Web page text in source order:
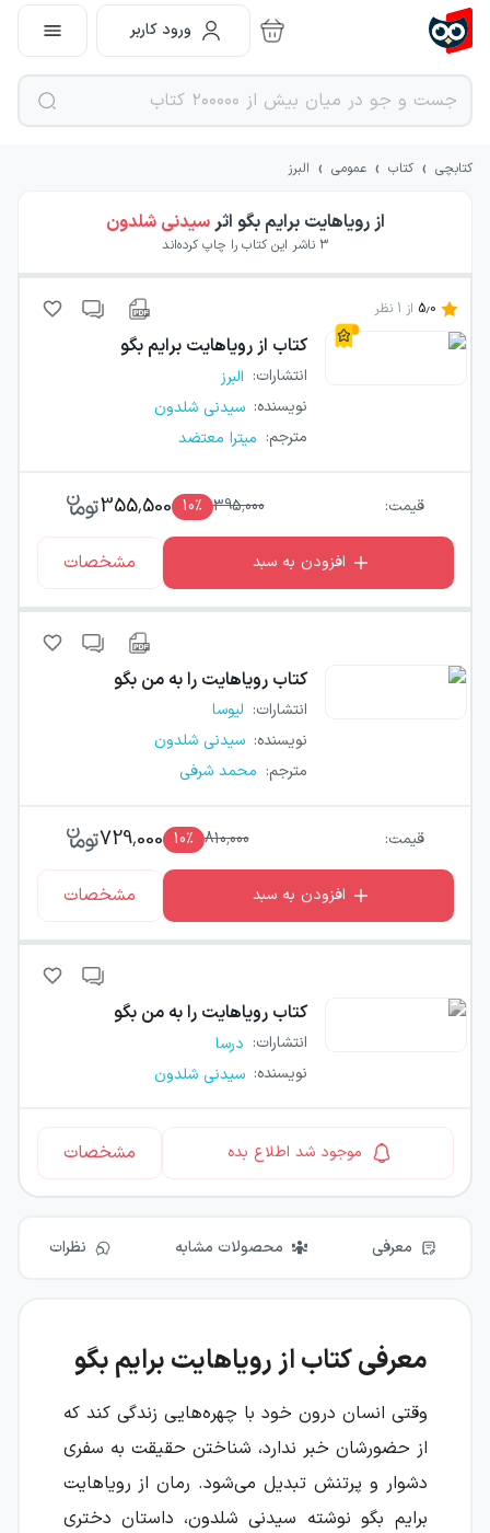
ورود کاربر
کتابچی › کتاب › عمومی › البرز
از رویاهایت برایم بگو اثرسیدنی شلدون
3 ناشر این کتاب را چاپ کرده‌اند
5.0 از 1 نظر
کتاب از رویاهایت برایم بگو
انتشارات: البرز
نویسنده: سیدنی شلدون
مترجم: میترا معتضد
قیمت: 395,000
10٪ 355,500
افزودن به سبد مشخصات
کتاب رویاهایت را به من بگو
انتشارات: لیوسا
نویسنده: سیدنی شلدون
مترجم: محمد شرفی
قیمت: 810,000
10٪ 729,000
افزودن به سبد مشخصات
کتاب رویاهایت را به من بگو
انتشارات: درسا
نویسنده: سیدنی شلدون
موجود شد اطلاع بده مشخصات
معرفی محصولات مشابه نظرات
معرفی کتاب از رویاهایت برایم بگو
وقتی انسان درون خود با چهره‌هایی زندگی کند که
از حضورشان خبر ندارد، شناختن حقیقت به سفری
دشوار و پرتنش تبدیل می‌شود. رمان از رویاهایت
برایم بگو نوشته سیدنی شلدون، داستان دختری